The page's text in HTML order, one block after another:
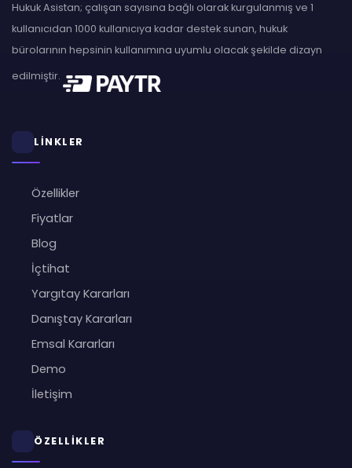
Hukuk Asistan; çalışan sayısına bağlı olarak kurgulanmış ve 1
kullanıcıdan 1000 kullanıcıya kadar destek sunan, hukuk
bürolarının hepsinin kullanımına uyumlu olacak şekilde dizayn
edilmiştir.
LİNKLER
Özellikler
Fiyatlar
Blog
İçtihat
Yargıtay Kararları
Danıştay Kararları
Emsal Kararları
Demo
İletişim
ÖZELLİKLER